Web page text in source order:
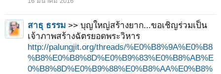
สาธุ ธรรม >> บุญใหญ่สร้างยาก...ขอเชิญร่วมเป็น
เจ้าภาพสร้างฉัตรยอดพระวิหาร
http://palungjit.org/threads/%E0%B8%9A%E0%B8
%B8%E0%B8%8D%E0%B9%83%E0%B8%AB%E
0%B8%8D%E0%B9%88%E0%B8%AA%E0%B8%